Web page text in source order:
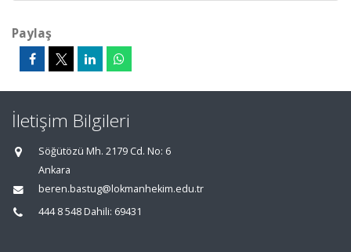
Paylaş
İletişim Bilgileri
Söğütözü Mh. 2179 Cd. No: 6
Ankara
beren.bastug@lokmanhekim.edu.tr
444 8 548 Dahili: 69431